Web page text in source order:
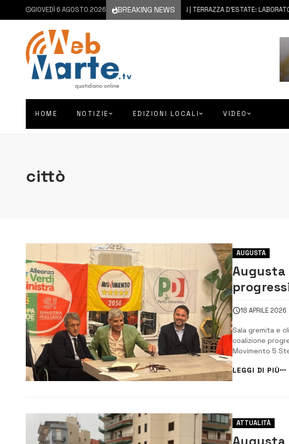
GIOVEDÌ 6 AGOSTO 2026 BREAKING NEWS
6 AGOSTO 2026 MELILLI | TERRAZZA D’ESTATE: LABORATORI
HOME NOTIZIE EDIZIONI LOCALI VIDEO
cittò
AUGUSTA
Augusta
lavoro
18 APRILE 2026
Sala gremita e
coalizione
Movimento 5
proprio
una campagna
candidato
LEGGI DI PIÙ
ATTUALITÀ